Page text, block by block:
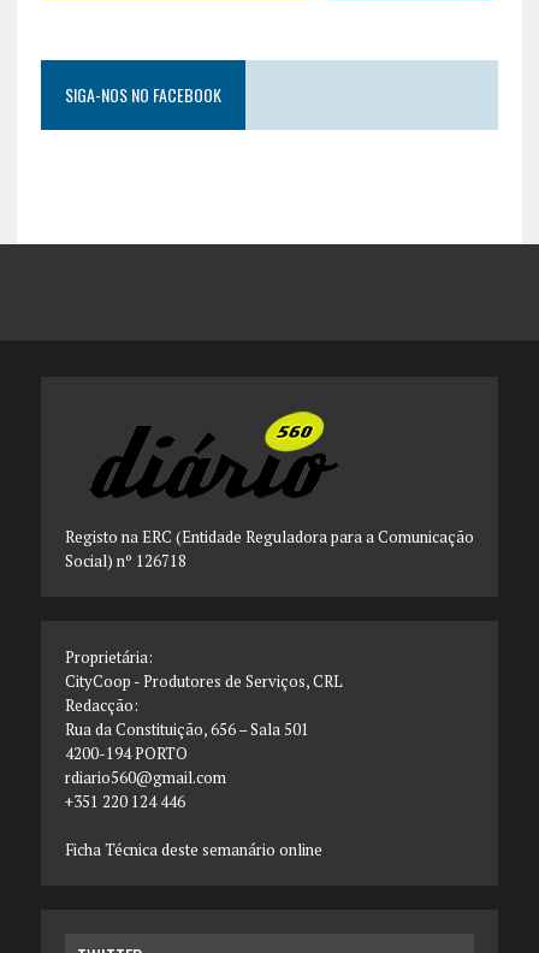
SIGA-NOS NO FACEBOOK
Registo na ERC (Entidade Reguladora para a Comunicação
Social) nº 126718
Proprietária:
CityCoop - Produtores de Serviços, CRL
Redacção:
Rua da Constituição, 656 – Sala 501
4200-194 PORTO
rdiario560@gmail.com
+351 220 124 446
Ficha Técnica deste semanário online